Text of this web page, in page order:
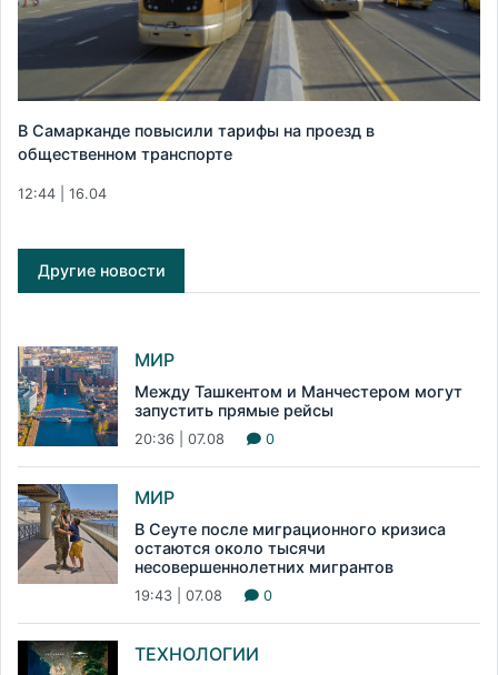
В Самарканде повысили тарифы на проезд в
общественном транспорте
12:44 | 16.04
Другие новости
МИР
Между Ташкентом и Манчестером могут
запустить прямые рейсы
20:36 | 07.08 0
МИР
В Сеуте после миграционного кризиса
остаются около тысячи
несовершеннолетних мигрантов
19:43 | 07.08 0
ТЕХНОЛОГИИ